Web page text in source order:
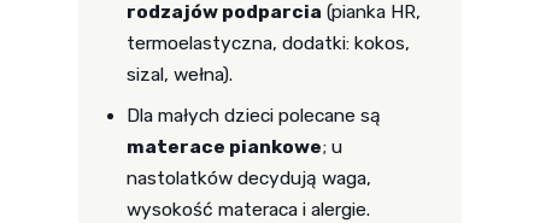
rodzajów podparcia (pianka HR,
termoelastyczna, dodatki: kokos,
sizal, wełna).
Dla małych dzieci polecane są
materace piankowe; u
nastolatków decydują waga,
wysokość materaca i alergie.